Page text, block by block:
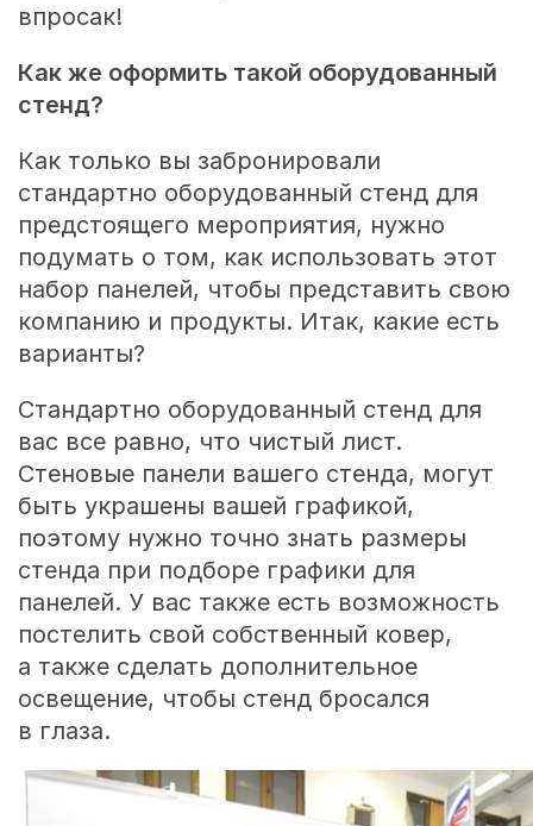
впросак!
Как же оформить такой оборудованный
стенд?
Как только вы забронировали
стандартно оборудованный стенд для
предстоящего мероприятия, нужно
подумать о том, как использовать этот
набор панелей, чтобы представить свою
компанию и продукты. Итак, какие есть
варианты?
Стандартно оборудованный стенд для
вас все равно, что чистый лист.
Стеновые панели вашего стенда, могут
быть украшены вашей графикой,
поэтому нужно точно знать размеры
стенда при подборе графики для
панелей. У вас также есть возможность
постелить свой собственный ковер,
а также сделать дополнительное
освещение, чтобы стенд бросался
в глаза.